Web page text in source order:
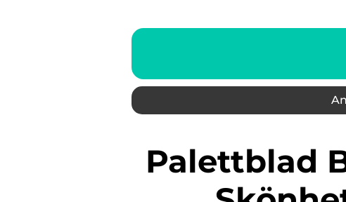
Palettblad Black Dragon – En